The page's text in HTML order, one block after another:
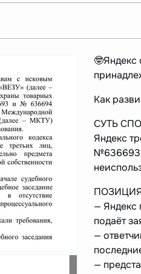
🤓Яндекс
Как
СУТЬ
Яндекс
№636693
— Яндекс
подаёт
—
—